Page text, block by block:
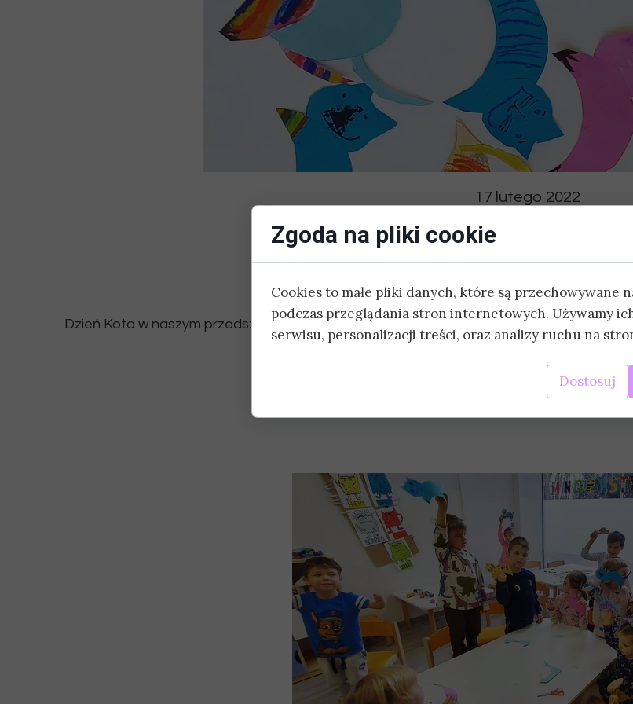
17 lutego 2022
Dzień
Dzień Kota w naszym przedszkolu! :)
ZAJĘCIA
JĘZYK
JĘZYK
Zgoda na pliki cookie
Cookies to małe pliki danych, które są przechowywane
podczas przeglądania stron internetowych. Używamy
serwisu, personalizacji treści, oraz analizy ruchu na
Dostosuj